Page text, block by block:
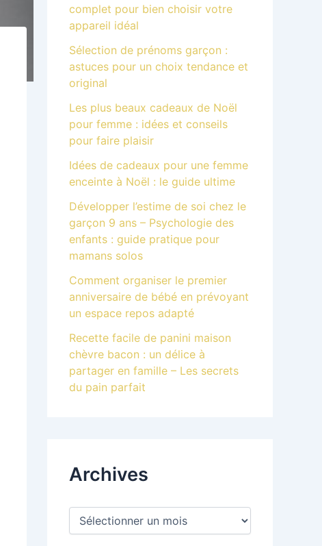
complet pour bien choisir votre
appareil idéal
Sélection de prénoms garçon :
astuces pour un choix tendance et
original
Les plus beaux cadeaux de Noël
pour femme : idées et conseils
pour faire plaisir
Idées de cadeaux pour une femme
enceinte à Noël : le guide ultime
Développer l’estime de soi chez le
garçon 9 ans – Psychologie des
enfants : guide pratique pour
mamans solos
Comment organiser le premier
anniversaire de bébé en prévoyant
un espace repos adapté
Recette facile de panini maison
chèvre bacon : un délice à
partager en famille – Les secrets
du pain parfait
Archives
A